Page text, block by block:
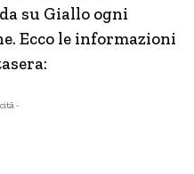
su Giallo ogni
Ecco le informazioni
-